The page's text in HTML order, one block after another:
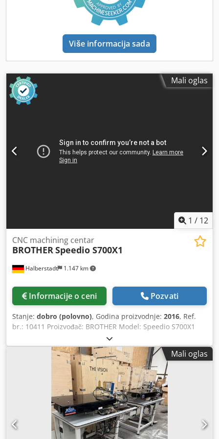
Brother S1000X1 koji nudimo na prodaju. Kontaktirajte nas
za više informacija. • Upravljanje: Brother CNC C00, 12,1-
inčni LCD u boji • Radni sto: 1.100 x 500 mm; visina od tla
810 mm • Vreteno: udaljenost od vrha vretena do stola
180–480 mm; prihvat alata MAS BT30; povratni vijak MAS
ATC sistem izmene alata: 14 alata (opciono 21); maks.
prečnik alata 110 mm; maks. dužina 250 mm; vreme
izmene alata 0,8 s; vreme alat-alat 1,4 s • Preciznost:
dovod rashladnog sredstva kroz vreteno; rigidno
narezivanje navoja; spiralna i konusna interpolacija;
menadžment trajanja alata; automatska kompenzacija
Više informacija sada
Mali oglas
1 / 12
Halberstadt 1.147 km
CNC machining centar
BROTHERSpeedio S700X1
Informacije o ceni Pozvati
Stanje: dobro (polovno), Godina proizvodnje: 2016, Ref.
br.: 10411 Proizvođač: BROTHER Model: Speedio S700X1
Godina proizvodnje: 2016 Tip upravljanja: CNC upravljanje
Upravljačka jedinica: BROTHER CNC Lokacija skladišta:
Halberstadt Zemlja porekla: Nemačka X osa hod: 700 mm Y
osa hod: 400 mm Z osa hod: 300 mm Pogonska snaga
glavnog vretena: 15,4 kW Opseg obrtaja glavnog vretena:
16 - 16.000 obrtaja/min Radna površina stola: 800 x 400
mm Razmak vreteno/stol: 180 - 480 mm Opterećenje stola:
300 kg Maks. težina alata: 25 kg Maks. dužina alata: 250
mm Maks. prečnik alata: 110 mm Vreme izmene alata: 0,8 s
Vrsta prihvata alata: BT 30 Magacin alata: 21 kom. Brzina
Mali oglas